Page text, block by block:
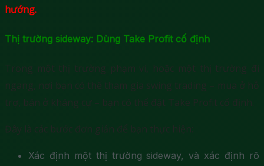
hướng.
Thị trường sideway: Dùng Take Profit cố định
Trong một thị trường phạm vi, hoặc một thị trường đi
ngang, nơi bạn có thể tham gia swing trading – mua ở hỗ
trợ, bán ở kháng cự – bạn có thể đặt Take Profit cố định.
Đây là các bước đơn giản để bạn thực hiện:
Xác định một thị trường sideway, và xác định rõ